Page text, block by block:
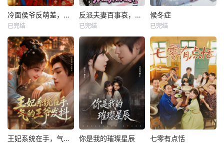
冷面侯爷反萌差，独宠作精继室啦
已完结
反派夫妻百事哀，今天在哪搞破坏
已完结
候冬症
已完结
王妃系统在手，气的王爷发抖 你是我的璀璨星辰 七零有点恬